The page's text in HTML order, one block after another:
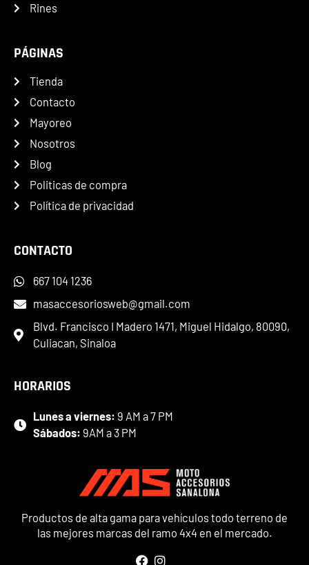
Productos de alta gama para vehículos todo terreno de
las mejores marcas del ramo 4x4 en el mercado.
Rines
PÁGINAS
Tienda
Contacto
Mayoreo
Nosotros
Blog
Politicas de compra
Política de privacidad
CONTACTO
667 104 1236
masaccesoriosweb@gmail.com
Blvd. Francisco I Madero 1471, Miguel Hidalgo, 80090,
Culiacan, Sinaloa
HORARIOS
Lunes a viernes: 9 AM a 7 PM
Sábados: 9AM a 3 PM